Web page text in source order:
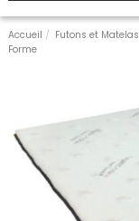
Accueil Futons et Matelas
Forme